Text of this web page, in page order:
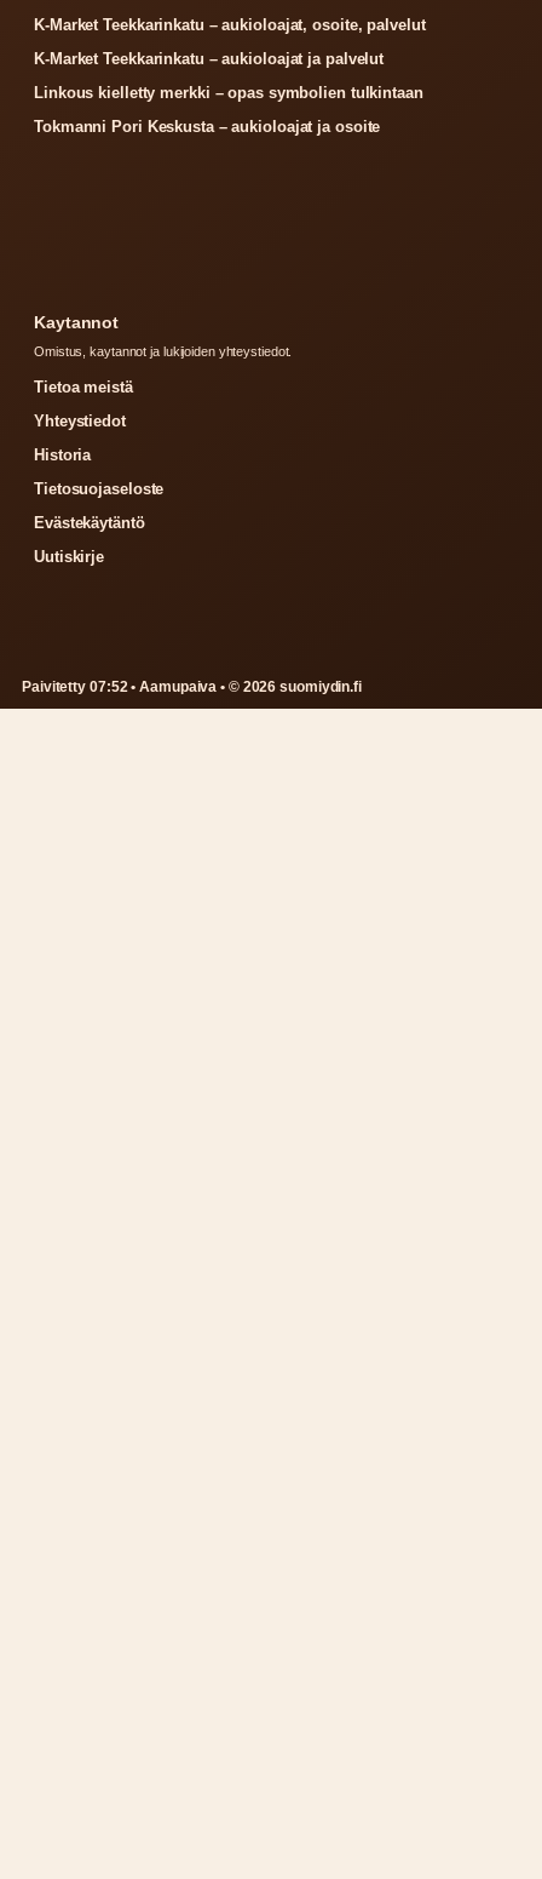
K-Market Teekkarinkatu – aukioloajat, osoite, palvelut
K-Market Teekkarinkatu – aukioloajat ja palvelut
Linkous kielletty merkki – opas symbolien tulkintaan
Tokmanni Pori Keskusta – aukioloajat ja osoite
Kaytannot
Omistus, kaytannot ja lukijoiden yhteystiedot.
Tietoa meistä
Yhteystiedot
Historia
Tietosuojaseloste
Evästekäytäntö
Uutiskirje
Paivitetty 07:52 • Aamupaiva • © 2026 suomiydin.fi